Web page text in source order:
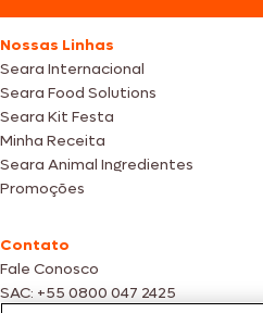
Nossas Linhas
Seara Internacional
Seara Food Solutions
Seara Kit Festa
Minha Receita
Seara Animal Ingredientes
Promoções
Contato
Fale Conosco
SAC: +55 0800 047 2425